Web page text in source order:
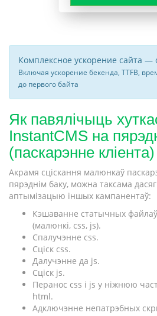
Комплексное ускорение сайта —
Включая ускорение бекенда, TTFB,
до первого байта
Як павялічыць
InstantCMS на
(паскарэнне кліента)
Акрамя сціскання малюнкаў
пярэднім баку, можна таксама
аптымізацыю іншых кампанентаў:
Кэшаванне статычных
(малюнкі, css, js).
Спалучэнне css.
Сціск css.
Далучэнне да js.
Сціск js.
Перанос css і js у ніжнюю
html.
Адключэнне непатрэбных